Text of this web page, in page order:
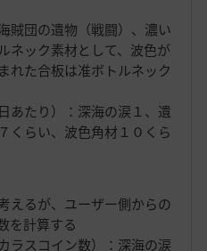
賊団の遺物（戦闘）、濃い
ネック素材として、波色が
れた合板は准ボトルネック
あたり）：深海の涙１、遺
くらい、波色角材１０くら
えるが、ユーザー側からの
を計算する
ラスコイン数）：深海の涙